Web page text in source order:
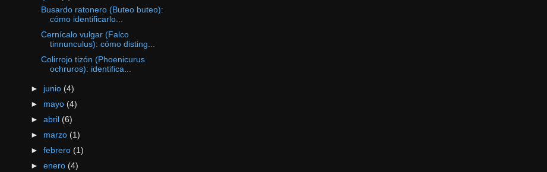
Busardo ratonero (Buteo buteo):
cómo identificarlo...
Cernícalo vulgar (Falco
tinnunculus): cómo disting...
Colirrojo tizón (Phoenicurus
ochruros): identifica...
► junio (4)
► mayo (4)
►abril (6)
► marzo (1)
►febrero (1)
►enero (4)